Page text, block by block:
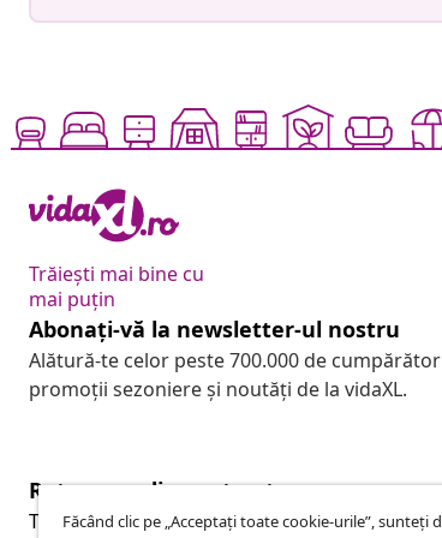
Trăiești mai bine cu
mai puțin
Abonați-vă la newsletter-ul nostru
Alătură-te celor peste 700.000 de
promoții sezoniere și noutăți de la vidaXL.
Retragere din contract
Trimite o cerere de retragere pentru
Făcând clic pe „Acceptați toate cookie-urile”, sunteți